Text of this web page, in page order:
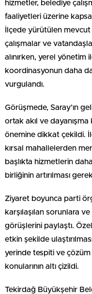
hizmetler, belediye
faaliyetleri üzerine
İlçede yürütülen
çalışmalar ve
alınırken, yerel yönetim
koordinasyonun daha
vurgulandı.
Görüşmede, Saray’ın
ortak akıl ve
önemine dikkat çekildi.
kırsal mahallelerden
başlıkta hizmetlerin
birliğinin artırılması
Ziyaret boyunca parti
karşılaşılan sorunlara
görüşlerini paylaştı.
etkin şekilde
yerinde tespiti ve çözüm
konularının altı çizildi.
Tekirdağ Büyükşehir